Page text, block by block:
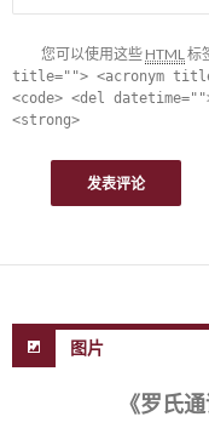
您可以使用这些 HTML标
title=""> <acronym
<code> <del
<strong>
图片
《罗氏